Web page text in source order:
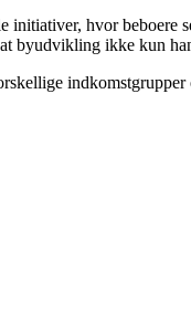
hvor
byudvikling ikke kun
indkomstgrupper